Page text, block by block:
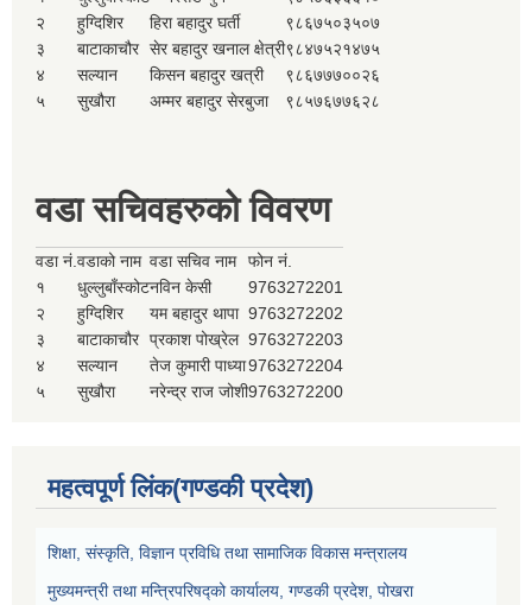
२
हुग्दिशिर हिरा बहादुर घर्ती
९८६७५०३५०७
३
बाटाकाचौर सेर बहादुर खनाल क्षेत्री९८४७५२१४७५
४
सल्यान किसन बहादुर खत्री
९८६७७७००२६
५
सुखौरा अम्मर बहादुर सेरबुजा ९८५७६७७६२८
वडा सचिवहरुको विवरण
वडा नं. वडाको नाम वडा सचिव नाम
फोन नं.
१
धुल्लुबाँस्कोटनविन केसी
9763272201
२
हुग्दिशिर यम बहादुर थापा 9763272202
३
बाटाकाचौर प्रकाश पोख्रेल 9763272203
४
सल्यान तेज कुमारी पाध्या9763272204
५
सुखौरा नरेन्द्र राज जोशी9763272200
महत्वपूर्ण लिंक(गण्डकी प्रदेश)
शिक्षा, संस्कृति, विज्ञान प्रविधि तथा सामाजिक विकास मन्त्रालय
मुख्यमन्त्री तथा मन्त्रिपरिषद्को कार्यालय, गण्डकी प्रदेश, पोखरा